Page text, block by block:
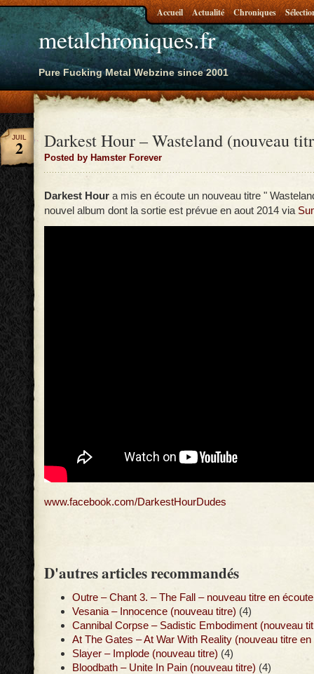
metalchroniques.fr
Pure Fucking Metal Webzine since 2001
Accueil Actualité Chroniques
Darkest Hour – Wasteland (nouveau
Posted by Hamster Forever
JUIL
2
Darkest Hour a mis en écoute un nouveau titre "
nouvel album dont la sortie est prévue en aout 2014 via
www.facebook.com/DarkestHourDudes
D'autres articles recommandés
Outre – Chant 3. – The Fall – nouveau titre en écoute
Vesania – Innocence (nouveau titre) (4)
Cannibal Corpse – Sadistic Embodiment (nouveau
At The Gates – At War With Reality (nouveau titre
Slayer – Implode (nouveau titre) (4)
Bloodbath – Unite In Pain (nouveau titre) (4)